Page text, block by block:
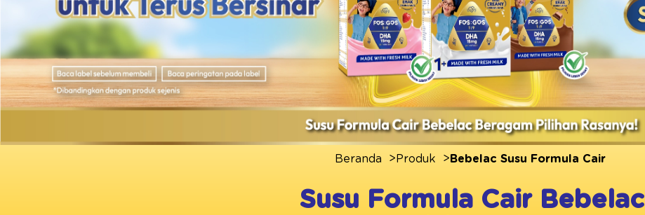
Beranda Produk Bebelac Susu Formula Cair
Susu Formula Cair Bebelac